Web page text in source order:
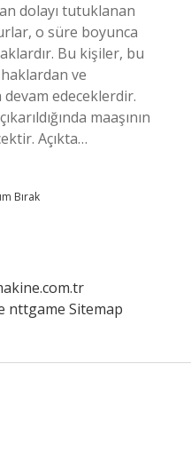
dolayı tutuklanan
o süre boyunca
Bu kişiler, bu
ve
edeceklerdir.
maaşının
Açıkta…
Bırak
nttgame Sitemap